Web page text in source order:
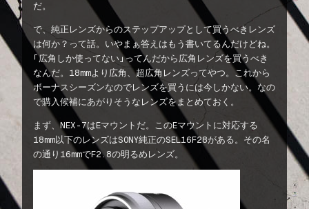
だ。
で、純正レンズからのステップアップとして買うべきレンズ
は何か？って話。いやまぁ答えはもう書いてるんだけどね。
「広角しか使ってない」ってんだから広角レンズを買うべき
なんだ。18mmより広角、超広角レンズってやつ。これから
ボーナスシーズンなのでレンズを買うには今しかない。なの
で購入候補にあがりそうなレンズをまとめておく。
まず、NEX-7はEマウントだ。このEマウントに対応する
18mm以下のレンズはSONY純正のSEL16F28がある。その名
の通り16mmでF2.8の明るめレンズ。